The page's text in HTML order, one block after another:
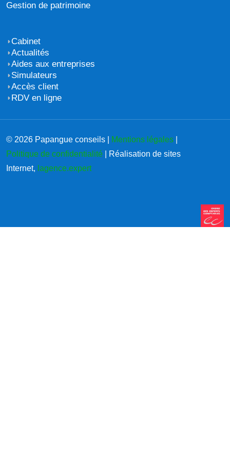
Gestion de patrimoine
Cabinet
Actualités
Aides aux entreprises
Simulateurs
Accès client
RDV en ligne
© 2026 Papangue conseils | Mentions légales
Politique de confidentialité | Réalisation de sites
Internet, lagence.expert